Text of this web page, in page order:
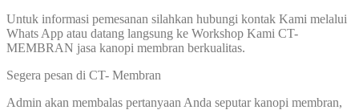
Untuk informasi pemesanan silahkan hubungi kontak Kami melalui
Whats App atau datang langsung ke Workshop Kami CT-
MEMBRAN jasa kanopi membran berkualitas.
Segera pesan di CT- Membran
Admin akan membalas pertanyaan Anda seputar kanopi membran,